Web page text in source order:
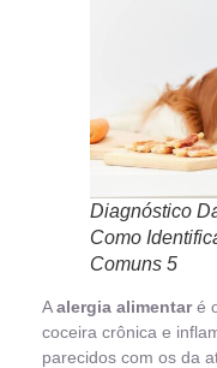
Diagnóstico
Como
Comuns 5
Aalergia alimentaré
coceira crônica e
parecidos com os da